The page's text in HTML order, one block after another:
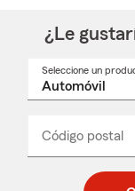
¿Le
Seleccione un
Código postal
_____